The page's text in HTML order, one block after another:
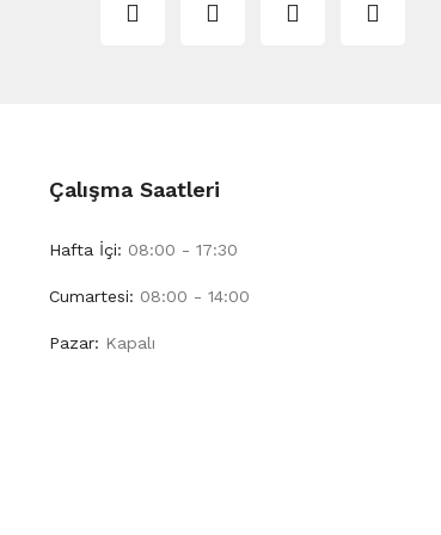
Çalışma Saatleri
Hafta İçi: 08:00 - 17:30
Cumartesi: 08:00 - 14:00
Pazar: Kapalı